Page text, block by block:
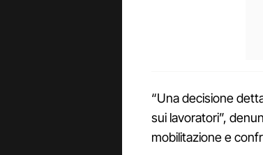
“Una decisione
sui lavoratori”,
mobilitazione e